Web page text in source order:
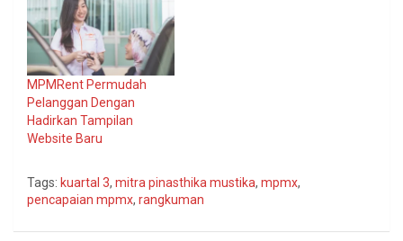
MPMRent Permudah
Pelanggan Dengan
Hadirkan Tampilan
Website Baru
Tags: kuartal 3, mitra pinasthika mustika, mpmx,
pencapaian mpmx, rangkuman